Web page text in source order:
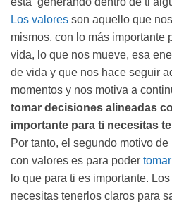
Los valores son aquello que
mismos, con lo más importante
vida, lo que nos mueve, esa
de vida y que nos hace seguir
momentos y nos motiva a
tomar decisiones alineadas
importante para ti necesitas
Por tanto, el segundo motivo
con valores es para poder
lo que para ti es importante.
necesitas tenerlos claros para